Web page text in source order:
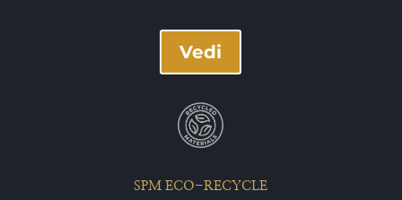
Vedi
SPM ECO-RECYCLE